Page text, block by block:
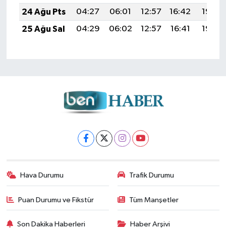
24 Ağu Pts
04:27 06:01 12:57 16:42
19:43
25 Ağu Sal
04:29 06:02 12:57 16:41 19:42
Hava Durumu Trafik Durumu
Puan Durumu ve Fikstür Tüm Manşetler
Son Dakika Haberleri Haber Arşivi